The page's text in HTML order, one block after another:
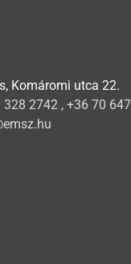
Komáromi utca 22.
328 2742 , +36 70